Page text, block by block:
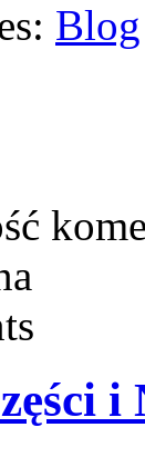
Blog
i